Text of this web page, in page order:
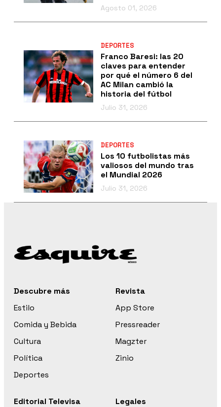
Agosto 01, 2026
DEPORTES
Franco Baresi: las 20
claves para entender
por qué el número 6 del
AC Milan cambió la
historia del fútbol
Julio 31, 2026
DEPORTES
Los 10 futbolistas más
valiosos del mundo tras
el Mundial 2026
Julio 31, 2026
Descubre más
Estilo
Comida y Bebida
Cultura
Política
Deportes
Revista
App Store
Pressreader
Magzter
Zinio
Editorial Televisa
Legales